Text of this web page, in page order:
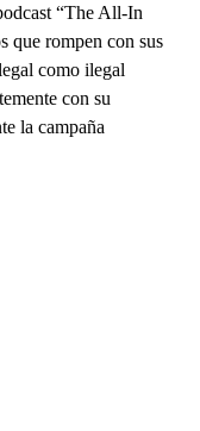
“The All-In
que rompen con sus
como ilegal
con su
la campaña